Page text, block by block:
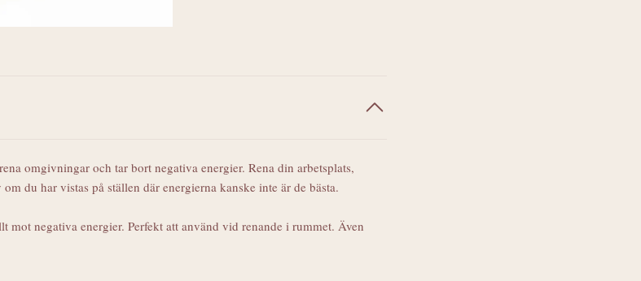
omgivningar och tar bort negativa energier. Rena din arbetsplats,
du har vistas på ställen där energierna kanske inte är de bästa.
mot negativa energier. Perfekt att använd vid renande i rummet. Även